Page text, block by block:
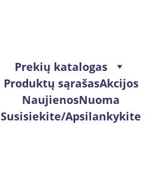
Prekių katalogas
Produktų sąrašasAkcijos
NaujienosNuoma
Susisiekite/Apsilankykite